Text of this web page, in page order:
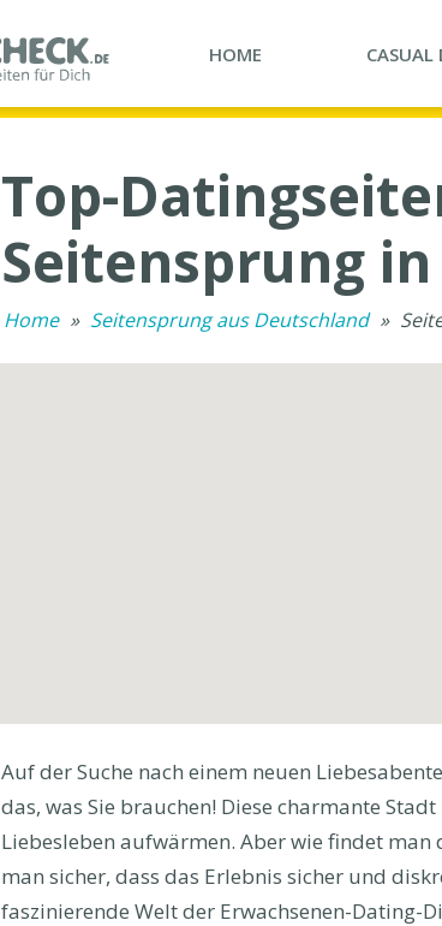
HOME CASUAL
Top-
Seitensprung
Home » Seitensprung aus Deutschland »
Auf der Suche nach einem neuen
das, was Sie brauchen! Diese charmante
Liebesleben aufwärmen. Aber wie findet
man sicher, dass das Erlebnis sicher und
faszinierende Welt der Erwachsenen-Dating-